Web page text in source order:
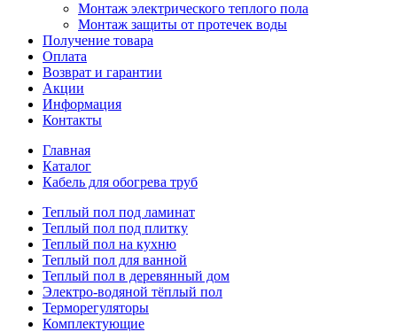
Монтаж электрического теплого пола
Монтаж защиты от протечек воды
Получение товара
Оплата
Возврат и гарантии
Акции
Информация
Контакты
Главная
Каталог
Кабель для обогрева труб
Теплый пол под ламинат
Теплый пол под плитку
Теплый пол на кухню
Теплый пол для ванной
Теплый пол в деревянный дом
Электро-водяной тёплый пол
Терморегуляторы
Комплектующие